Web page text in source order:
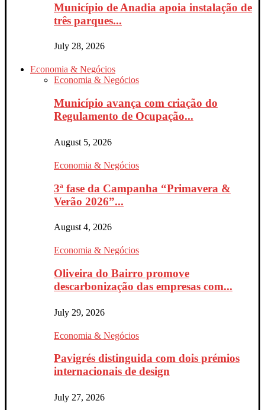
Município de Anadia apoia instalação de
três parques...
July 28, 2026
Economia & Negócios
Economia & Negócios
Município avança com criação do
Regulamento de Ocupação...
August 5, 2026
Economia & Negócios
3ª fase da Campanha “Primavera &
Verão 2026”...
August 4, 2026
Economia & Negócios
Oliveira do Bairro promove
descarbonização das empresas com...
July 29, 2026
Economia & Negócios
Pavigrés distinguida com dois prémios
internacionais de design
July 27, 2026